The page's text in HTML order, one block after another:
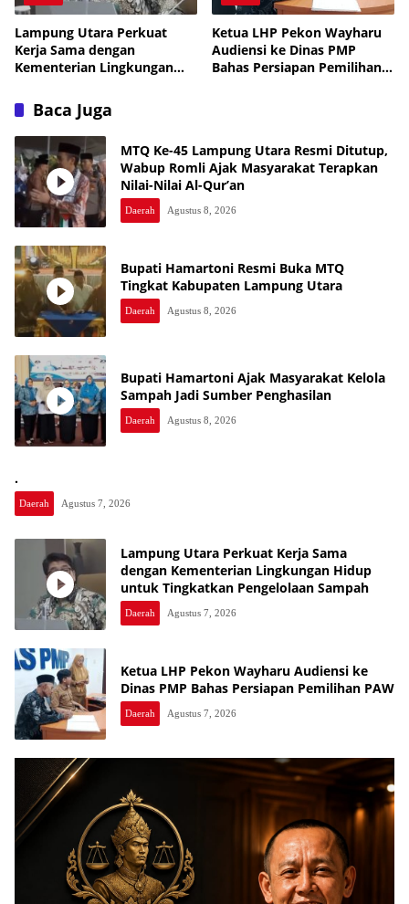
Lampung Utara Perkuat
Kerja Sama dengan
Kementerian Lingkungan
Pengelolaan Sampah
Ketua LHP Pekon Wayharu
Audiensi ke Dinas PMP
Bahas Persiapan Pemilihan
Baca Juga
MTQ Ke-45 Lampung Utara Resmi Ditutup,
Wabup Romli Ajak Masyarakat Terapkan
Nilai-Nilai Al-Qur’an
Daerah Agustus 8, 2026
Bupati Hamartoni Resmi Buka MTQ
Tingkat Kabupaten Lampung Utara
Daerah Agustus 8, 2026
Bupati Hamartoni Ajak Masyarakat Kelola
Sampah Jadi Sumber Penghasilan
Daerah Agustus 8, 2026
.
Daerah Agustus 7, 2026
Lampung Utara Perkuat Kerja Sama
dengan Kementerian Lingkungan Hidup
untuk Tingkatkan Pengelolaan Sampah
Daerah Agustus 7, 2026
Ketua LHP Pekon Wayharu Audiensi ke
Dinas PMP Bahas Persiapan Pemilihan PAW
Daerah Agustus 7, 2026